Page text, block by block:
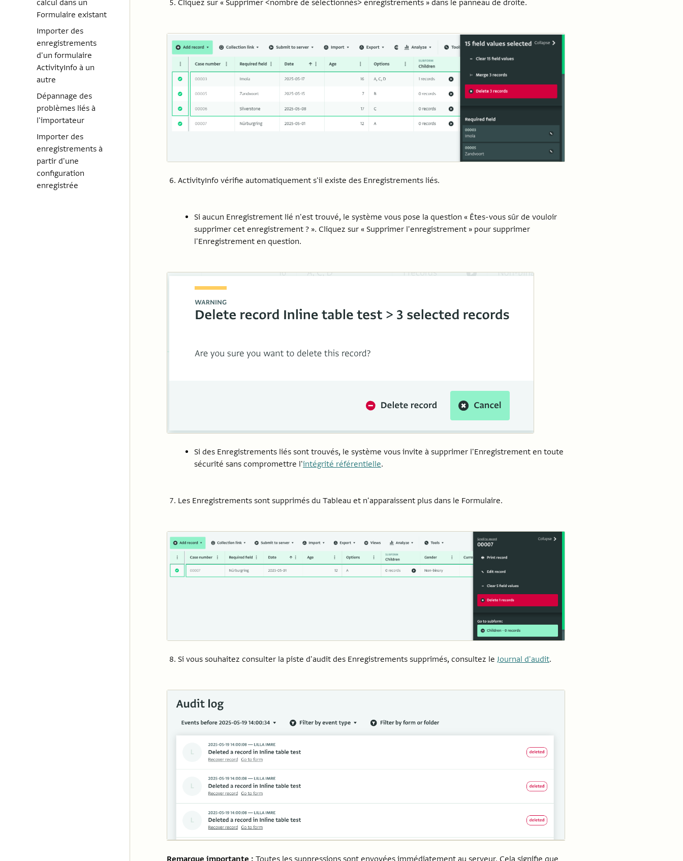
calcul dans un
Formulaire existant
Importer des
enregistrements
d'un formulaire
ActivityInfo à un
autre
Dépannage des
problèmes liés à
l'importateur
Importer des
enregistrements à
partir d'une
configuration
enregistrée
Cliquez sur « Supprimer <nombre de sélectionnés> enregistrements » dans le panneau de droite.
ActivityInfo vérifie automatiquement s'il existe des Enregistrements liés.
Si aucun Enregistrement lié n'est trouvé, le système vous pose la question « Êtes-vous sûr de vouloir
supprimer cet enregistrement ? ». Cliquez sur « Supprimer l'enregistrement » pour supprimer
l'Enregistrement en question.
Si des Enregistrements liés sont trouvés, le système vous invite à supprimer l'Enregistrement en toute
sécurité sans compromettre l'intégrité référentielle.
Les Enregistrements sont supprimés du Tableau et n'apparaissent plus dans le Formulaire.
Si vous souhaitez consulter la piste d'audit des Enregistrements supprimés, consultez le Journal d'audit.
Remarque importante : Toutes les suppressions sont envoyées immédiatement au serveur. Cela signifie que